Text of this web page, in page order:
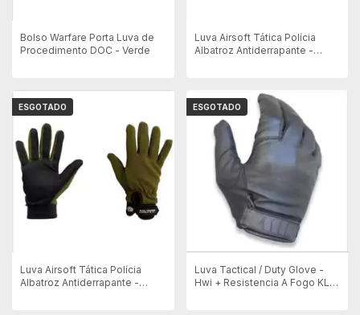
Bolso Warfare Porta Luva de
Procedimento DOC - Verde
Luva Airsoft Tática Polícia
Albatroz Antiderrapante -
ESGOTADO
Luva Airsoft Tática Polícia
Albatroz Antiderrapante -
ESGOTADO
Luva Tactical / Duty Glove -
Hwi + Resistencia A Fogo KLD